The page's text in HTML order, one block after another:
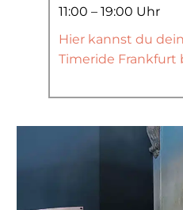
11:00 – 19:00 Uhr
Hier kannst du
Timeride Frankfurt